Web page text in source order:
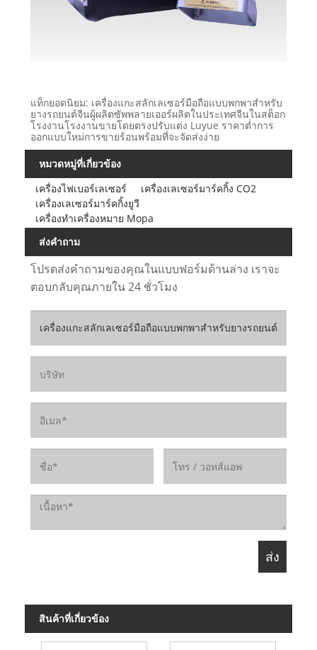
แท็กยอดนิยม: เครื่องแกะสลักเลเซอร์มือถือแบบพกพาสำหรับ
ยางรถยนต์จีนผู้ผลิตซัพพลายเออร์ผลิตในประเทศจีนในสต็อก
โรงงานโรงงานขายโดยตรงปรับแต่ง Luyue ราคาต่ำการ
ออกแบบใหม่การขายร้อนพร้อมที่จะจัดส่งง่าย
หมวดหมู่ที่เกี่ยวข้อง
เครื่องไฟเบอร์เลเซอร์
เครื่องเลเซอร์มาร์คกิ้ง CO2
เครื่องเลเซอร์มาร์คกิ้งยูวี
เครื่องทำเครื่องหมาย Mopa
ส่งคำถาม
โปรดส่งคำถามของคุณในแบบฟอร์มด้านล่าง เราจะ
ตอบกลับคุณภายใน 24 ชั่วโมง
สินค้าที่เกี่ยวข้อง